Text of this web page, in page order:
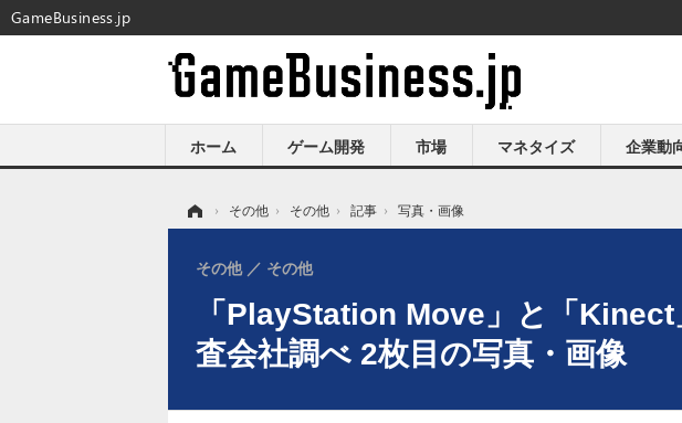
ホーム ゲーム開発 市場 マネタイズ 企業動
› その他 › その他 › 記事 › 写真・画像
「PlayStation Move」と「
査会社調べ 2枚目の写真・画像
その他 その他
GameBusiness.jp